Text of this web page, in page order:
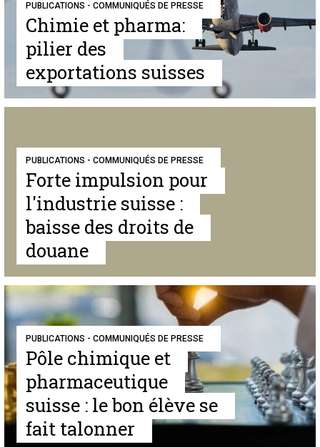
PUBLICATIONS - COMMUNIQUÉS DE PRESSE
Chimie et pharma:
pilier des
exportations suisses
PUBLICATIONS - COMMUNIQUÉS DE PRESSE
Forte impulsion pour
l'industrie suisse :
baisse des droits de
douane
PUBLICATIONS - COMMUNIQUÉS DE PRESSE
Pôle chimique et
pharmaceutique
suisse : le bon élève se
fait talonner